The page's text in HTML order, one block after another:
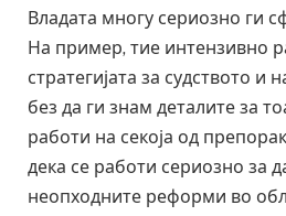
Владата многу сериозно ги
На пример, тие интензивно
стратегијата за судството и
без да ги знам деталите за
работи на секоја од
дека се работи сериозно за
неопходните реформи во